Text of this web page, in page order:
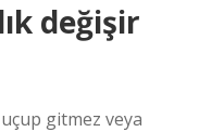
değişir
gitmez veya